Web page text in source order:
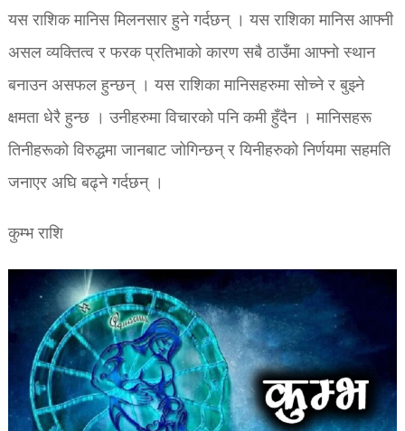
यस राशिक मानिस मिलनसार हुने गर्दछन् । यस राशिका मानिस आफ्नी
असल व्यक्तित्व र फरक प्रतिभाको कारण सबै ठाउँमा आफ्नो स्थान
बनाउन असफल हुन्छन् । यस राशिका मानिसहरुमा सोच्ने र बुझ्ने
क्षमता धेरै हुन्छ । उनीहरुमा विचारको पनि कमी हुँदैन । मानिसहरू
तिनीहरूको विरुद्धमा जानबाट जोगिन्छन् र यिनीहरुको निर्णयमा सहमति
जनाएर अघि बढ्ने गर्दछन् ।
कुम्भ राशि